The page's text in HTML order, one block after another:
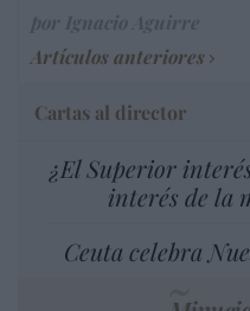
Artículos anteriores
Cartas al director
¿El Superior
interés de la
Ceuta celebra